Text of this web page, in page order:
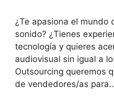
¿Te apasiona el mundo
sonido? ¿Tienes
tecnología y quieres
audiovisual sin igual a
Outsourcing queremos
de vendedores/as